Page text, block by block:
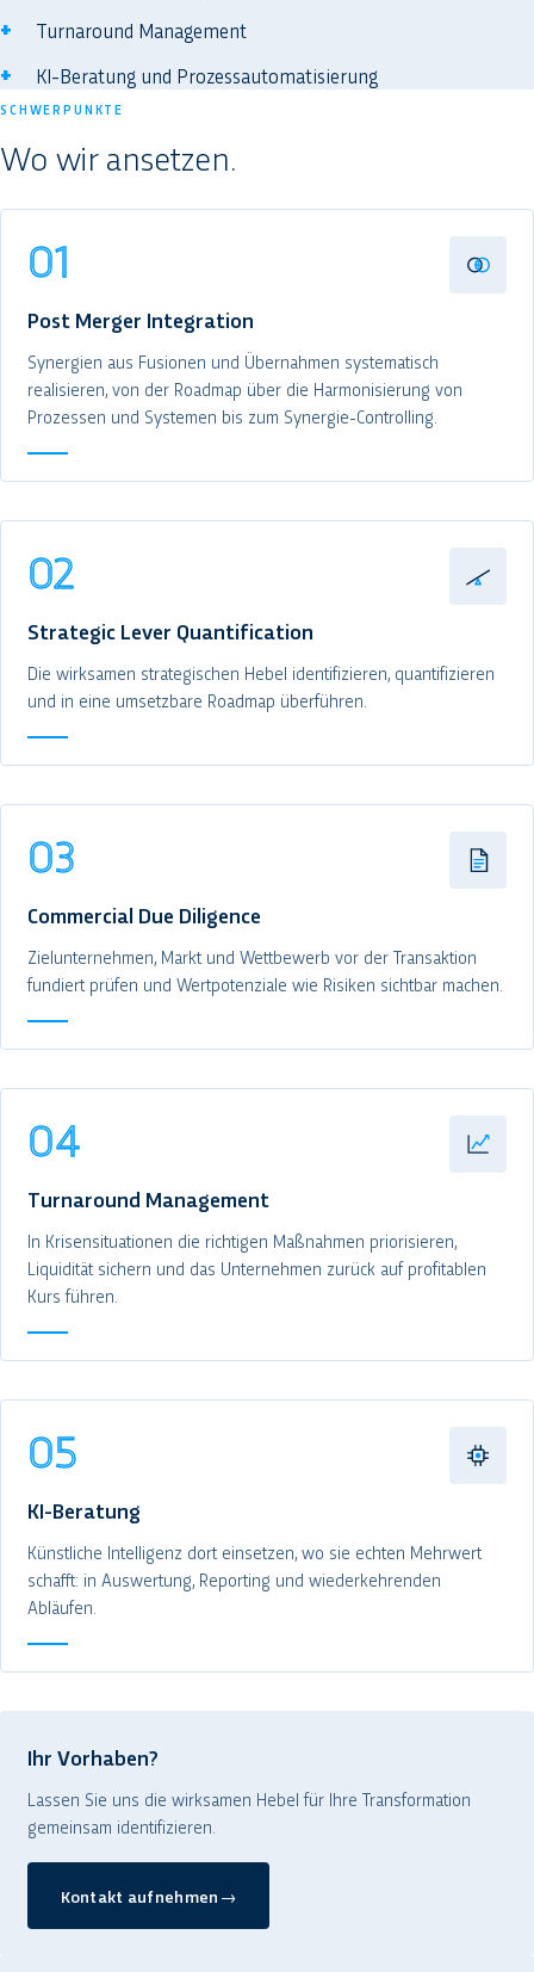
Turnaround Management
KI-Beratung und Prozessautomatisierung
SCHWERPUNKTE
Wo wir ansetzen.
01
Post Merger Integration
Synergien aus Fusionen und Übernahmen systematisch
realisieren, von der Roadmap über die Harmonisierung von
Prozessen und Systemen bis zum Synergie-Controlling.
02
Strategic Lever Quantification
Die wirksamen strategischen Hebel identifizieren, quantifizieren
und in eine umsetzbare Roadmap überführen.
03
Commercial Due Diligence
Zielunternehmen, Markt und Wettbewerb vor der Transaktion
fundiert prüfen und Wertpotenziale wie Risiken sichtbar machen.
04
Turnaround Management
In Krisensituationen die richtigen Maßnahmen priorisieren,
Liquidität sichern und das Unternehmen zurück auf profitablen
Kurs führen.
05
KI-Beratung
Künstliche Intelligenz dort einsetzen, wo sie echten Mehrwert
schafft: in Auswertung, Reporting und wiederkehrenden
Abläufen.
Ihr Vorhaben?
Lassen Sie uns die wirksamen Hebel für Ihre Transformation
gemeinsam identifizieren.
Kontakt aufnehmen →